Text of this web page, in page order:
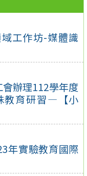
工作坊-媒體識
辦理112學年度
教育研習—【小
年實驗教育國際